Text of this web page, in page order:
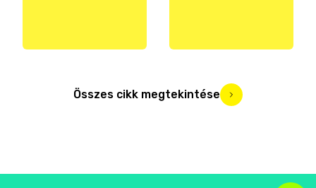
Összes cikk megtekintése